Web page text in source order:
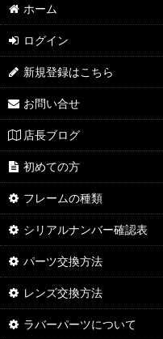
ホーム
ログイン
新規登録はこちら
お問い合せ
店長ブログ
初めての方
フレームの種類
シリアルナンバー確認表
パーツ交換方法
レンズ交換方法
ラバーパーツについて